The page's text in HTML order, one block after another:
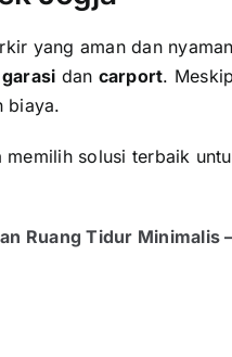
yang aman dan
garasi dan carport.
biaya.
solusi terbaik
Ruang Tidur Minimalis